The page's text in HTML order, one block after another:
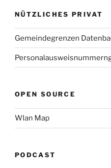
NÜTZLICHES PRIVAT
Gemeindegrenzen
OPEN SOURCE
Wlan Map
PODCAST